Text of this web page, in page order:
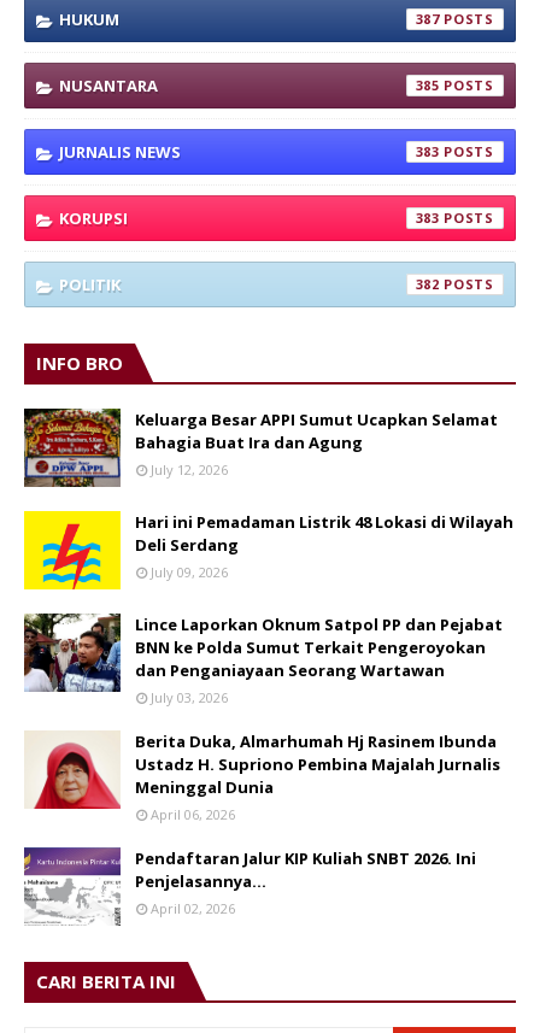
HUKUM 387
NUSANTARA 385
JURNALIS NEWS 383
KORUPSI 383
POLITIK 382
INFO BRO
Keluarga Besar APPI Sumut Ucapkan Selamat
Bahagia Buat Ira dan Agung
July 12, 2026
Hari ini Pemadaman Listrik 48 Lokasi di Wilayah
Deli Serdang
July 09, 2026
Lince Laporkan Oknum Satpol PP dan Pejabat
BNN ke Polda Sumut Terkait Pengeroyokan
dan Penganiayaan Seorang Wartawan
July 03, 2026
Berita Duka, Almarhumah Hj Rasinem Ibunda
Ustadz H. Supriono Pembina Majalah Jurnalis
Meninggal Dunia
April 06, 2026
Pendaftaran Jalur KIP Kuliah SNBT 2026. Ini
Penjelasannya…
April 02, 2026
CARI BERITA INI